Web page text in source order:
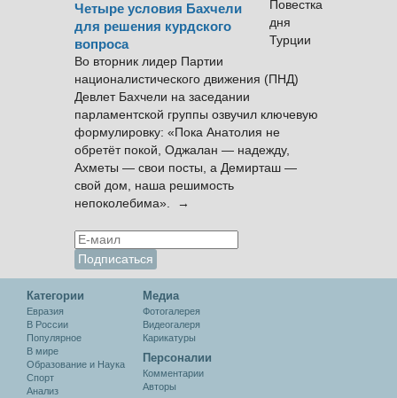
Четыре условия Бахчели
для решения курдского
вопроса
Во вторник лидер Партии
националистического движения (ПНД)
Девлет Бахчели на заседании
парламентской группы озвучил ключевую
формулировку: «Пока Анатолия не
обретёт покой, Оджалан — надежду,
Ахметы — свои посты, а Демирташ —
свой дом, наша решимость
непоколебима». →
Категории
Евразия
В России
Популярное
В мире
Образование и Наука
Спорт
Анализ
Медиа
Фотогалерея
Видеогалеря
Карикатуры
Персоналии
Комментарии
Авторы